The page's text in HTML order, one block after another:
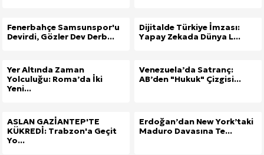
Fenerbahçe Samsunspor'u
Devirdi, Gözler Dev Derb...
Dijitalde Türkiye İmzası:
Yapay Zekada Dünya L...
Yer Altında Zaman
Yolculuğu: Roma’da İki
Yeni...
Venezuela’da Satranç:
AB’den "Hukuk" Çizgisi...
ASLAN GAZİANTEP'TE
KÜKREDİ: Trabzon'a Geçit
Yo...
Erdoğan’dan New York’taki
Maduro Davasına Te...